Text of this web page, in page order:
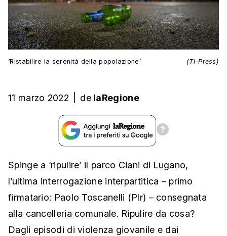
‘Ristabilire la serenità della popolazione’ (Ti-Press)
11 marzo 2022 de laRegione
Spinge a ‘ripulire’ il parco Ciani di Lugano,
l’ultima interrogazione interpartitica – primo
firmatario: Paolo Toscanelli (Plr) – consegnata
alla cancelleria comunale. Ripulire da cosa?
Dagli episodi di violenza giovanile e dai